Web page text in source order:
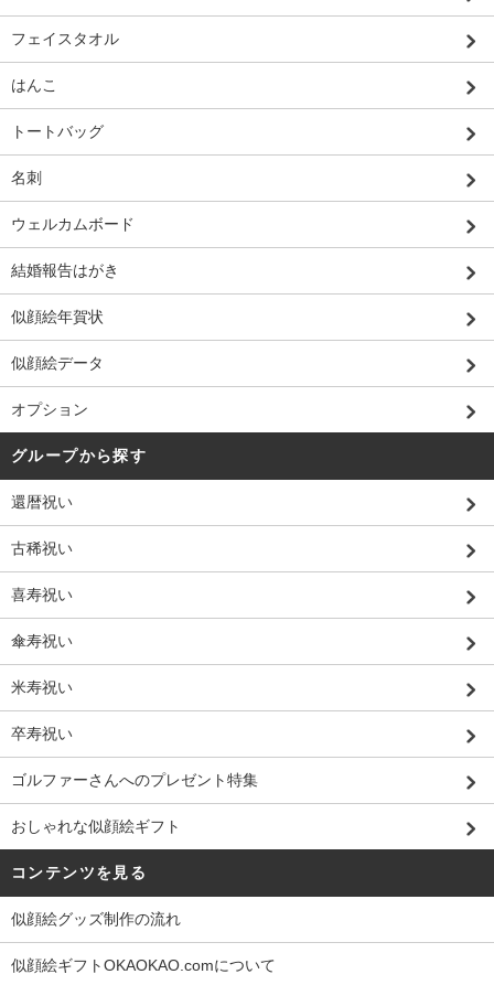
フェイスタオル
はんこ
トートバッグ
名刺
ウェルカムボード
結婚報告はがき
似顔絵年賀状
似顔絵データ
オプション
グループから探す
還暦祝い
古稀祝い
喜寿祝い
傘寿祝い
米寿祝い
卒寿祝い
ゴルファーさんへのプレゼント特集
おしゃれな似顔絵ギフト
コンテンツを見る
似顔絵グッズ制作の流れ
似顔絵ギフトOKAOKAO.comについて